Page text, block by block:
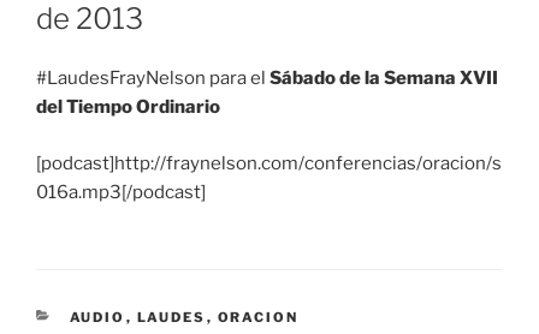
de 2013
#LaudesFrayNelson para el Sábado de la Semana XVII
del Tiempo Ordinario
[podcast]http://fraynelson.com/conferencias/oracion/s
016a.mp3[/podcast]
CATEGORÍAS
AUDIO , LAUDES , ORACION